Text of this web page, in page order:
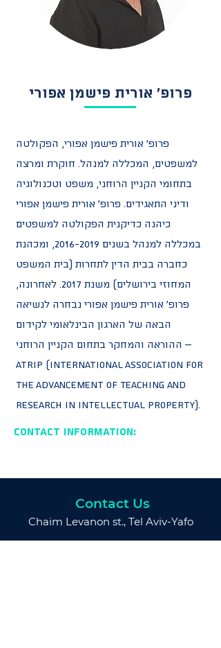
פרופ' אורית פישמן אפורי
פרופ' אורית פישמן אפורי, הפקולטה
למשפטים, המכללה למנהל. חוקרת ומרצה
בתחומי הקניין הרוחני, משפט וטכנולוגיה
ודיני התאגידים. פרופ' אורית פישמן אפורי
כיהנה כדיקנית הפקולטה למשפטים
במכללה למנהל בשנים 2016-2019, ומכהנת
כחברה בבית הדין לתחרות (בית המשפט
המחוזי בירושלים) משנת 2017. לאחרונה,
פרופ' אורית פישמן אפורי נבחרה לנשיאה
הבאה של הארגון הבינלאומי לקידום
ההוראה והמחקר בתחום הקניין הרוחני –
ATRIP (International Association for
the Advancement of Teaching and
Research in Intellectual Property).
Contact Information:
Contact Us
Chaim Levanon st., Tel Aviv-Yafo